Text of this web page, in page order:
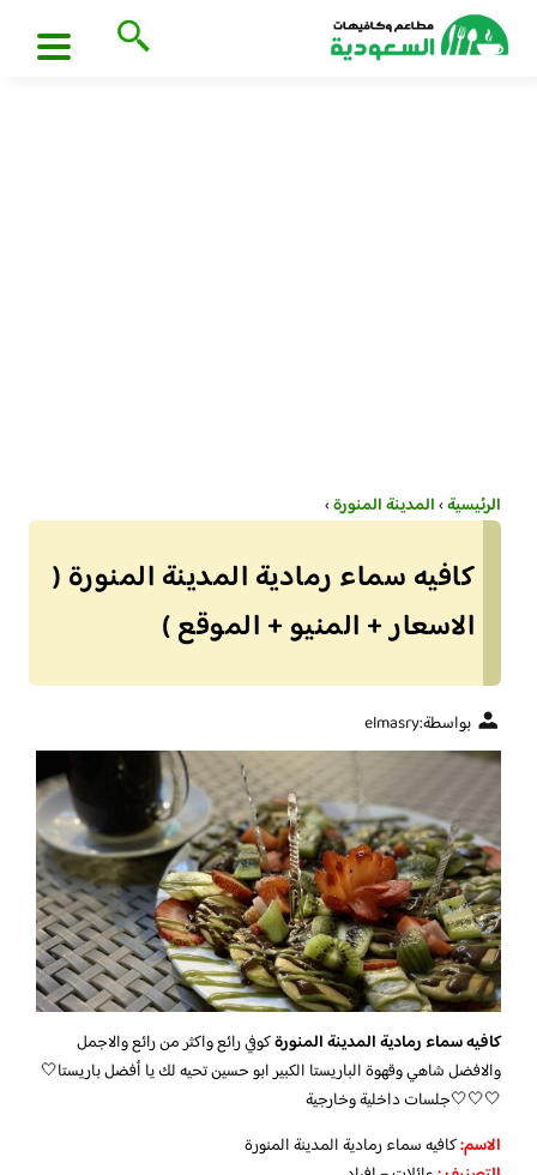
الرئيسية›المدينة المنورة›
كافيه سماء رمادية المدينة المنورة (
الاسعار + المنيو + الموقع )
بواسطة:elmasry
كافيه سماء رمادية المدينة المنورةكوفي رائع واكثر من رائع والاجمل
والافضل شاهي وقهوة الباريستا الكبير ابو حسين تحيه لك يا أفضل باريستا🤍
🤍🤍🤍جلسات داخلية وخارجية
الاسم:كافيه سماء رمادية المدينة المنورة